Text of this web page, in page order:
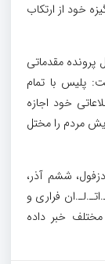
خود از ارتکاب
پرونده مقدماتی
پلیس با تمام
خود اجازه
مردم را مختل
ششم آذر،
فراری و
خبر داده